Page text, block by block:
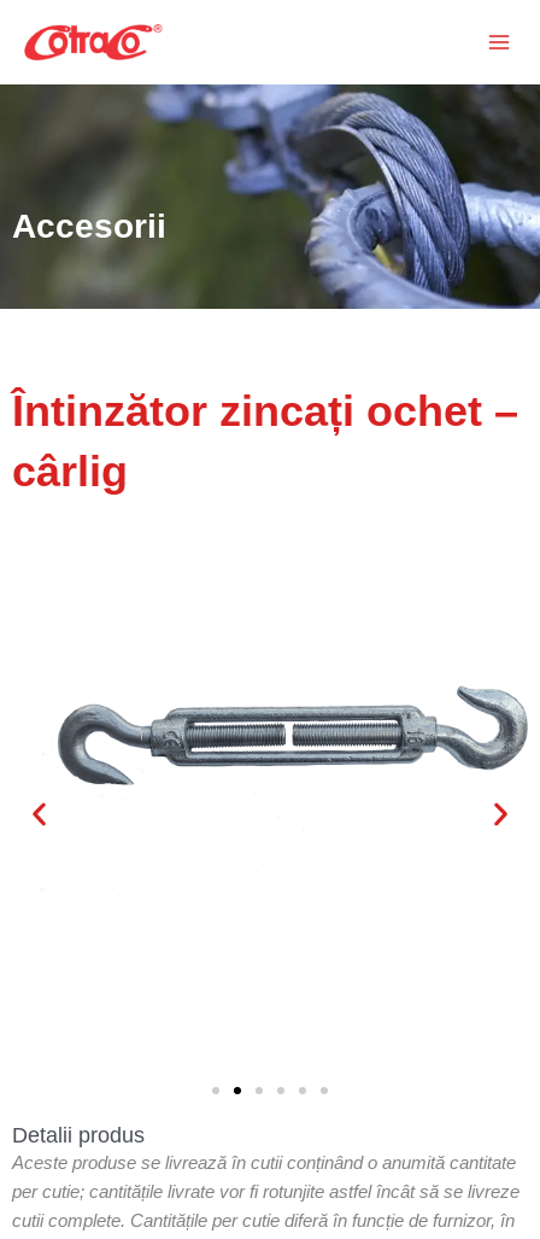
Accesorii
Întinzător zincați ochet –
cârlig
Detalii produs
Aceste produse se livrează în cutii conținând o anumită cantitate
per cutie; cantitățile livrate vor fi rotunjite astfel încât să se livreze
cutii complete. Cantitățile per cutie diferă în funcție de furnizor, în